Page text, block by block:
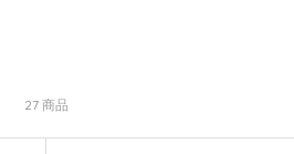
27 商品